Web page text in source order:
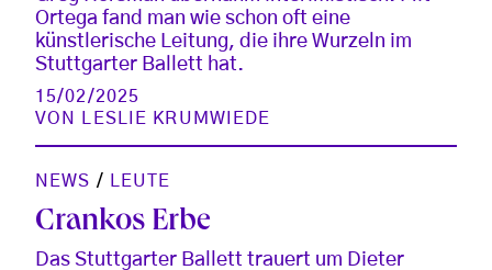
Ortega fand man wie schon oft eine
künstlerische Leitung, die ihre Wurzeln im
Stuttgarter Ballett hat.
15/02/2025
VON
LESLIE KRUMWIEDE
NEWS / LEUTE
Crankos Erbe
Das Stuttgarter Ballett trauert um Dieter